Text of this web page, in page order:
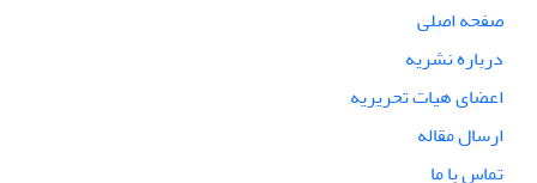
صفحه اصلی
درباره نشریه
اعضای هیات تحریریه
ارسال مقاله
تماس با ما